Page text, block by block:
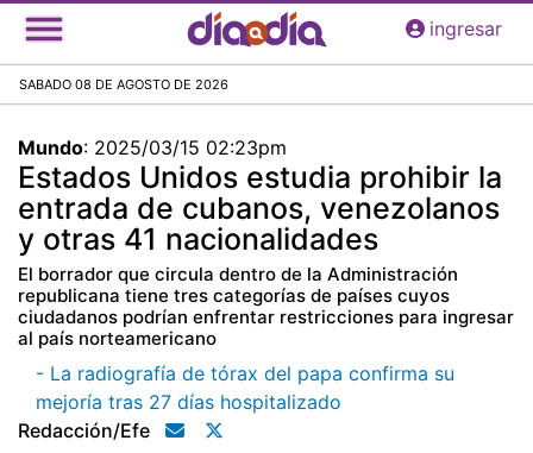
Pasar
al
principal
ingresar
SABADO 08 DE AGOSTO DE 2026
Mundo: 2025/03/15 02:23pm
Estados Unidos estudia prohibir la
entrada de cubanos, venezolanos
y otras 41 nacionalidades
El borrador que circula dentro de la Administración
republicana tiene tres categorías de países cuyos
ciudadanos podrían enfrentar restricciones para ingresar
al país norteamericano
- La radiografía de tórax del papa confirma su
mejoría tras 27 días hospitalizado
Redacción/efe